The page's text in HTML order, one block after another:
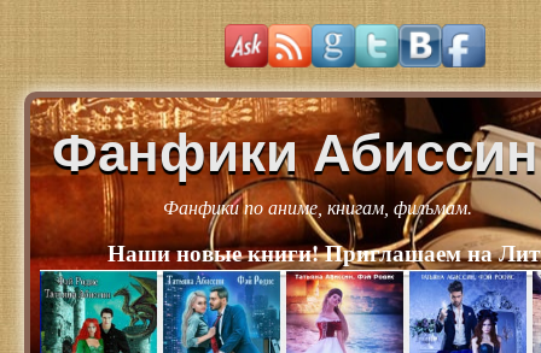
Фанфики Абиссин
Фанфики по аниме, книгам, фильмам.
Наши новые книги! Приглашаем на